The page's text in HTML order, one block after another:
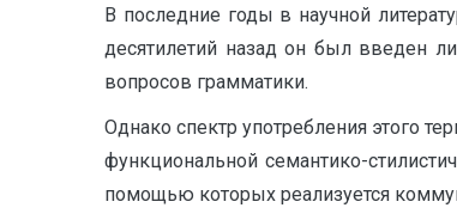
В последние годы в научной
десятилетий назад он был введен
вопросов грамматики.
Однако спектр употребления этого
функциональной семантико-
помощью которых реализуется